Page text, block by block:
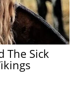
The Sick